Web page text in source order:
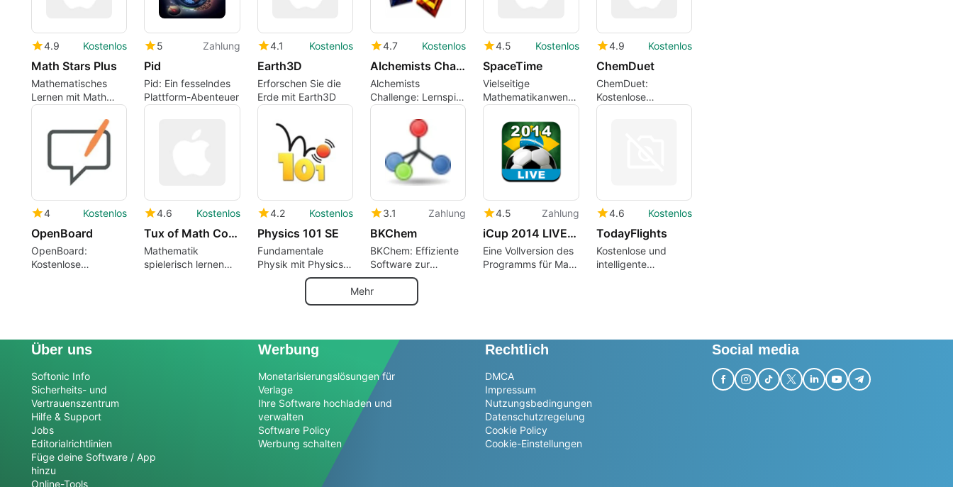
4.9 Kostenlos
Math Stars Plus
Mathematisches
Lernen mit Math
Stars Plus
5 Zahlung
Pid
Pid: Ein fesselndes
Plattform-Abenteuer
4.1 Kostenlos
Earth3D
Erforschen Sie die
Erde mit Earth3D
4.7 Kostenlos
Alchemists Challenge
Alchemists
Challenge: Lernspiel
für
Chemiebegeisterte
4.5 Kostenlos
SpaceTime
Vielseitige
Mathematikanwendung
für Mac
4.9 Kostenlos
ChemDuet
ChemDuet:
Kostenlose
Wissenschafts-App
4 Kostenlos
OpenBoard
OpenBoard:
Kostenlose
4.6 Kostenlos
Tux of Math Command
Mathematik
spielerisch lernen
4.2 Kostenlos
Physics 101 SE
Fundamentale
Physik mit Physics
3.1 Zahlung
BKChem
BKChem: Effiziente
Software zur
chemischen
Zeichnung
4.5 Zahlung
iCup 2014 LIVE - BRAZIL
Eine Vollversion des
Programms für Mac
4.6 Kostenlos
TodayFlights
Kostenlose und
intelligente
Mehr
Über uns
Softonic Info
Sicherheits- und
Vertrauenszentrum
Hilfe & Support
Jobs
Editorialrichtlinien
Füge deine Software / App
hinzu
Online-Tools
Werbung
Monetarisierungslösungen für
Verlage
Ihre Software hochladen und
verwalten
Software Policy
Werbung schalten
Rechtlich
DMCA
Impressum
Nutzungsbedingungen
Datenschutzregelung
Cookie Policy
Cookie-Einstellungen
Social media